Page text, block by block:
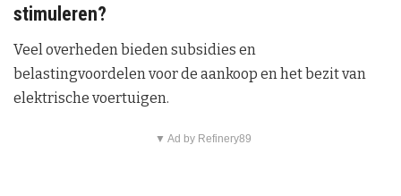
stimuleren?
Veel overheden bieden subsidies en
belastingvoordelen voor de aankoop en het bezit van
elektrische voertuigen.
▼ Ad by Refinery89